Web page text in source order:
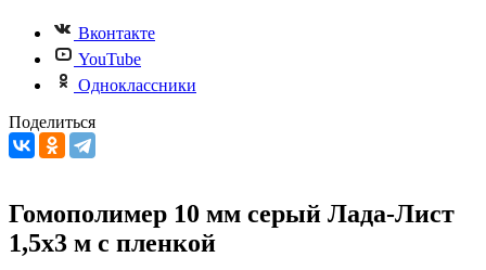
Вконтакте
YouTube
Одноклассники
Поделиться
Гомополимер 10 мм серый Лада-Лист
1,5х3 м с пленкой